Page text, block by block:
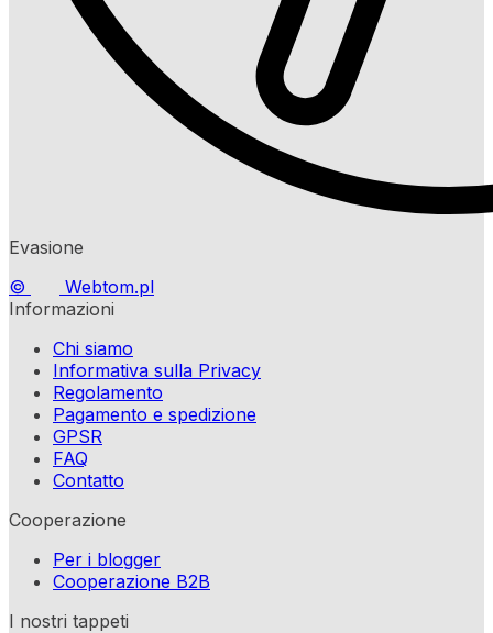
Evasione
©
Webtom.pl
Informazioni
Chi siamo
Informativa sulla Privacy
Regolamento
Pagamento e spedizione
GPSR
FAQ
Contatto
Cooperazione
Per i blogger
Cooperazione B2B
I nostri tappeti